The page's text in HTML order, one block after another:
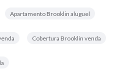
Apartamento Brooklin aluguel
Cobertura Brooklin venda